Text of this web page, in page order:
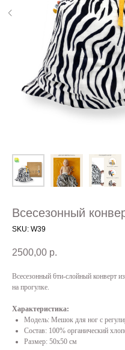
Всесезонный
SKU: W39
2500,00 р.
Всесезонный 6ти-слойный конверт
на прогулке.
Характеристика:
Модель: Мешок для ног с
Состав: 100% органический
Размер: 50х50 см